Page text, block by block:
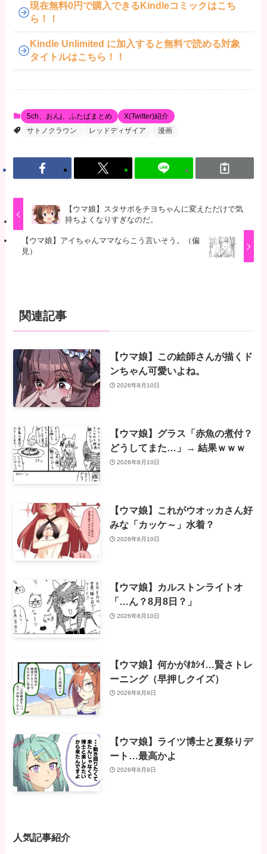
現在無料0円で購入できるKindleコミックはこち
ら！！
Kindle Unlimited に加入すると無料で読める対象
タイトルはこちら！！
5ch、おんj、ふたばまとめ
X(Twitter)紹介
サトノクラウン
レッドディザイア 漫画
【ウマ娘】スタサポをチヨちゃんに変えただけで気
持ちよくなりすぎなのだ。
【ウマ娘】アイちゃんママならこう言いそう。（偏
見）
関連記事
【ウマ娘】この絵師さんが描くド
ンちゃん可愛いよね。
2026年8月10日
【ウマ娘】グラス「赤魚の煮付？
どうしてまた…」→ 結果ｗｗｗ
2026年8月10日
【ウマ娘】これがウオッカさん好
みな「カッケ～」水着？
2026年8月10日
【ウマ娘】カルストンライトオ
「…ん？8月8日？」
2026年8月10日
【ウマ娘】何かがｵｶｼｲ…賢さトレ
ーニング（早押しクイズ）
2026年8月9日
【ウマ娘】ライツ博士と夏祭りデ
ート…最高かよ
2026年8月9日
人気記事紹介